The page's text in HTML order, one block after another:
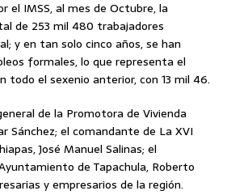
el IMSS, al mes de Octubre, la
de 253 mil 480 trabajadores
y en tan solo cinco años, se han
formales, lo que representa el
todo el sexenio anterior, con 13 mil 46.
de la Promotora de Vivienda
Sánchez; el comandante de La XVI
José Manuel Salinas; el
de Tapachula, Roberto
y empresarios de la región.